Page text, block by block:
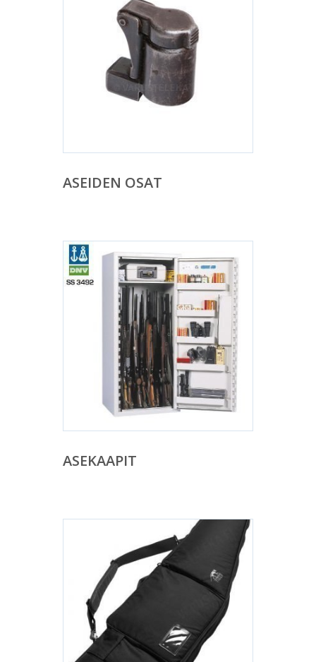
ASEIDEN OSAT
ASEKAAPIT